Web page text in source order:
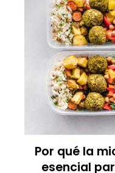
Los 10
transforman
Carla